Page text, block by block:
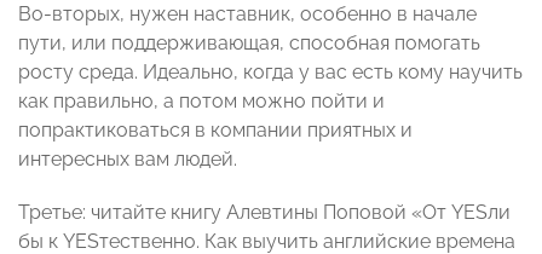
Во-вторых, нужен наставник, особенно в начале
пути, или поддерживающая, способная помогать
росту среда. Идеально, когда у вас есть кому научить
как правильно, а потом можно пойти и
попрактиковаться в компании приятных и
интересных вам людей.
Третье: читайте книгу Алевтины Поповой «От YESли
бы к YESтественно. Как выучить английские времена